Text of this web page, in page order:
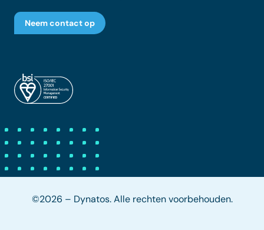
Neem contact op
©2026 – Dynatos. Alle rechten voorbehouden.